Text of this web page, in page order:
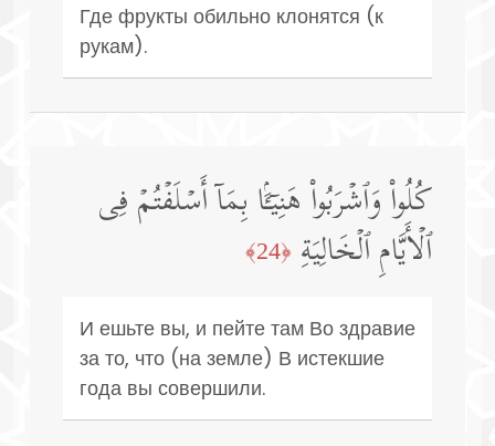
Где фрукты обильно клонятся (к
рукам).
كُلُوا۟ وَٱشۡرَبُوا۟ هَنِیۤـَٔۢا بِمَاۤ أَسۡلَفۡتُمۡ فِی
ٱلۡأَیَّامِ ٱلۡخَالِیَةِ ﴿24﴾
И ешьте вы, и пейте там Во здравие
за то, что (на земле) В истекшие
года вы совершили.